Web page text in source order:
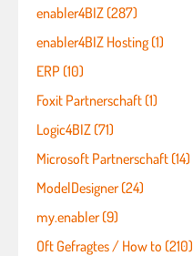
enabler4BIZ (287)
enabler4BIZ Hosting (1)
ERP (10)
Foxit Partnerschaft (1)
Logic4BIZ (71)
Microsoft Partnerschaft (14)
ModelDesigner (24)
my.enabler (9)
Oft Gefragtes / How to (210)